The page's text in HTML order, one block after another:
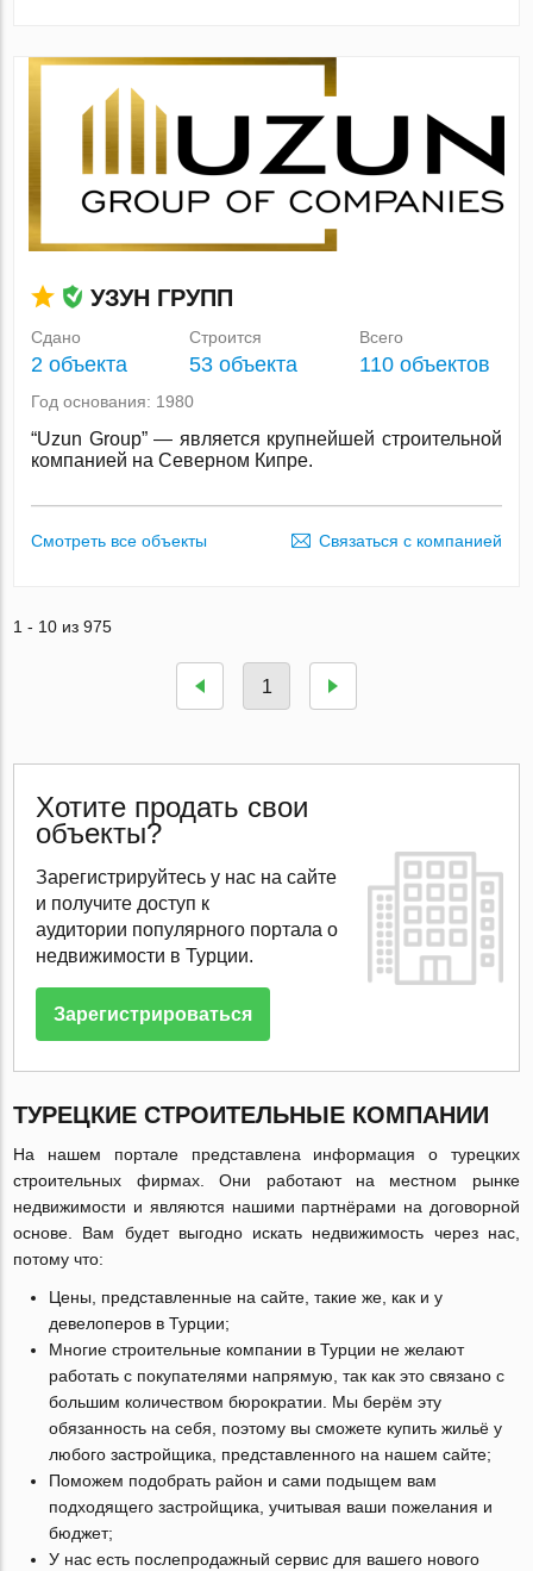
УЗУН ГРУПП
Сдано
2 объекта
Строится
53 объекта
Всего
110 объектов
Год основания: 1980
“Uzun Group” — является крупнейшей строительной
компанией на Северном Кипре.
Смотреть все объекты Связаться с компанией
1 - 10 из 975
1
Хотите продать свои
объекты?
Зарегистрируйтесь у нас на сайте
и получите доступ к
аудитории популярного портала о
недвижимости в Турции.
Зарегистрироваться
ТУРЕЦКИЕ СТРОИТЕЛЬНЫЕ КОМПАНИИ
На нашем портале представлена информация о турецких
строительных фирмах. Они работают на местном рынке
недвижимости и являются нашими партнёрами на договорной
основе. Вам будет выгодно искать недвижимость через нас,
потому что:
Цены, представленные на сайте, такие же, как и у
девелоперов в Турции;
Многие строительные компании в Турции не желают
работать с покупателями напрямую, так как это связано с
большим количеством бюрократии. Мы берём эту
обязанность на себя, поэтому вы сможете купить жильё у
любого застройщика, представленного на нашем сайте;
Поможем подобрать район и сами подыщем вам
подходящего застройщика, учитывая ваши пожелания и
бюджет;
У нас есть послепродажный сервис для вашего нового